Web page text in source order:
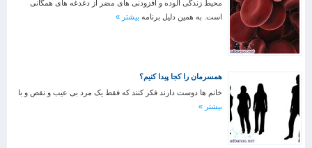
محیط زندگی آلوده و افزودنی های مضر از دغدغه های همگانی
است. به همین دلیل برنامه بیشتر »
همسرمان را کجا پیدا کنیم؟
خانم ها دوست دارند فکر کنند که فقط یک مرد بی عیب و نقص و با
بیشتر »